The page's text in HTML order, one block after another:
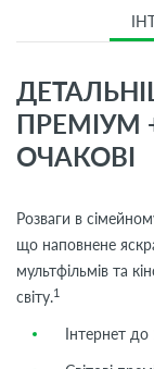
ПРЕМІУМ
ОЧАКОВІ
Розваги в
що наповнене
мультфільмів та
світу.1
Інтернет до